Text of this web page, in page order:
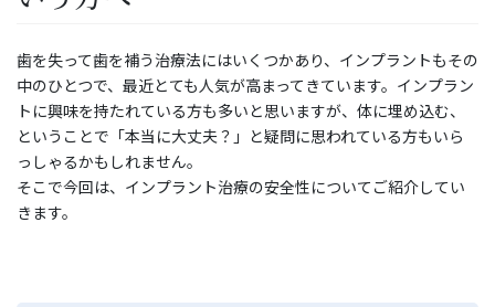
歯を失って歯を補う治療法にはいくつかあり、インプラントもその
中のひとつで、最近とても人気が高まってきています。インプラン
トに興味を持たれている方も多いと思いますが、体に埋め込む、
ということで「本当に大丈夫？」と疑問に思われている方もいら
っしゃるかもしれません。
そこで今回は、インプラント治療の安全性についてご紹介してい
きます。